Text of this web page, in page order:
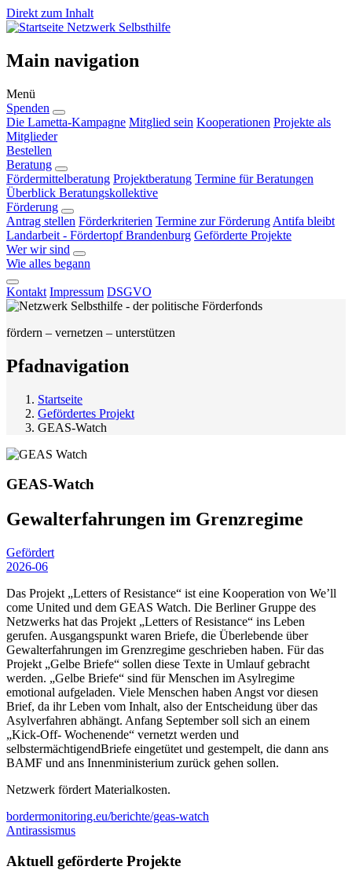
Direkt zum Inhalt
Netzwerk Selbsthilfe
Main navigation
Menü
Spenden
Die Lametta-Kampagne Mitglied sein Kooperationen Projekte als
Mitglieder
Bestellen
Beratung
Fördermittelberatung Projektberatung Termine für Beratungen
Überblick Beratungskollektive
Förderung
Antrag stellen Förderkriterien Termine zur Förderung Antifa bleibt
Landarbeit - Fördertopf Brandenburg Geförderte Projekte
Wer wir sind
Wie alles begann
Kontakt Impressum DSGVO
fördern – vernetzen – unterstützen
Pfadnavigation
Startseite
Gefördertes Projekt
GEAS-Watch
GEAS-Watch
Gewalterfahrungen im Grenzregime
Gefördert
2026-06
Das Projekt „Letters of Resistance“ ist eine Kooperation von We’ll
come United und dem GEAS Watch. Die Berliner Gruppe des
Netzwerks hat das Projekt „Letters of Resistance“ ins Leben
gerufen. Ausgangspunkt waren Briefe, die Überlebende über
Gewalterfahrungen im Grenzregime geschrieben haben. Für das
Projekt „Gelbe Briefe“ sollen diese Texte in Umlauf gebracht
werden. „Gelbe Briefe“ sind für Menschen im Asylregime
emotional aufgeladen. Viele Menschen haben Angst vor diesen
Brief, da ihr Leben vom Inhalt, also der Entscheidung über das
Asylverfahren abhängt. Anfang September soll sich an einem
„Kick-Off- Wochenende“ vernetzt werden und
selbstermächtigendBriefe eingetütet und gestempelt, die dann ans
BAMF und ans Innenministerium zurück gehen sollen.
Netzwerk fördert Materialkosten.
bordermonitoring.eu/berichte/geas-watch
Antirassismus
Aktuell geförderte Projekte